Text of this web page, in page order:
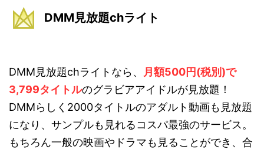
DMM見放題chライト
DMM見放題chライトなら、 月額500円(税別)で
3,799タイトルのグラビアアイドルが見放題！
DMMらしく2000タイトルのアダルト動画も見放題
になり、サンプルも見れるコスパ最強のサービス。
もちろん一般の映画やドラマも見ることができ、合